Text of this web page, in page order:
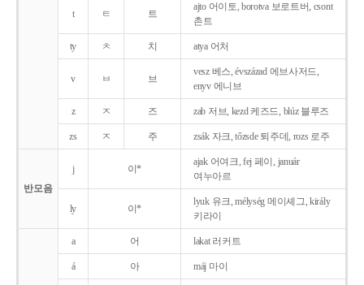
t ㅌ 트
ajto 어이토, borotva 보로트버, csont
촌트
ty ㅊ 치 atya 어처
v ㅂ 브
vesz 베스, évszázad 에브사저드,
enyv 에니브
z ㅈ 즈 zab 저브, kezd 케즈드, blúz 블루즈
zs ㅈ 주 zsák 자크, tőzsde 퇴주데, rozs 로주
반모음
j 이*
ajak 어여크, fej 페이, január
여누아르
ly 이*
lyuk 유크, mélység 메이셰그, király
키라이
a 어 lakat 러커트
á 아 máj 마이